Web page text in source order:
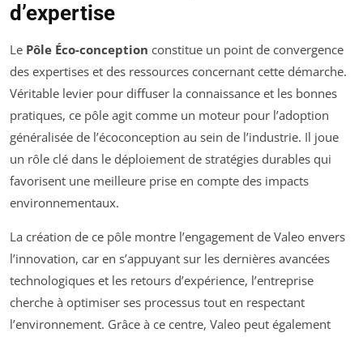
d’expertise
Le Pôle Éco-conception constitue un point de convergence
des expertises et des ressources concernant cette démarche.
Véritable levier pour diffuser la connaissance et les bonnes
pratiques, ce pôle agit comme un moteur pour l’adoption
généralisée de l’écoconception au sein de l’industrie. Il joue
un rôle clé dans le déploiement de stratégies durables qui
favorisent une meilleure prise en compte des impacts
environnementaux.
La création de ce pôle montre l’engagement de Valeo envers
l’innovation, car en s’appuyant sur les dernières avancées
technologiques et les retours d’expérience, l’entreprise
cherche à optimiser ses processus tout en respectant
l’environnement. Grâce à ce centre, Valeo peut également